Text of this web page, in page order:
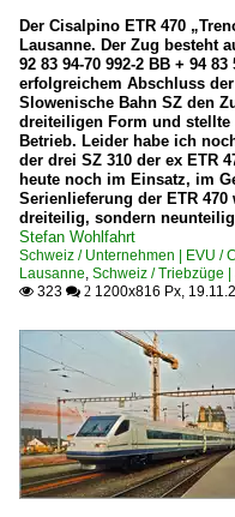
Der Cisalpino ETR 470
Lausanne. Der Zug besteht
92 83 94-70 992-2 BB + 94
erfolgreichem Abschluss
Slowenische Bahn SZ den
dreiteiligen Form und stellte
Betrieb. Leider habe ich
der drei SZ 310 der ex ETR
heute noch im Einsatz, im
Serienlieferung der ETR
dreiteilig, sondern
Stefan Wohlfahrt
Schweiz / Unternehmen | EVU /
Lausanne, Schweiz / Triebzüge
 323  2 1200x816 Px,